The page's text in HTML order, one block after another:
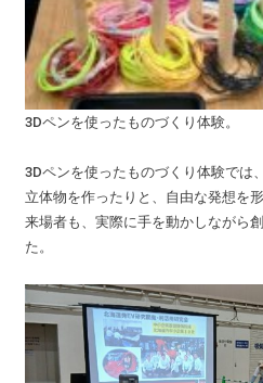
3Dペンを使ったものづくり体験。
3Dペンを使ったものづくり体験では
立体物を作ったりと、自由な発想を
来場者も、実際に手を動かしながら
た。